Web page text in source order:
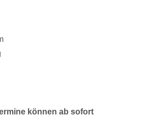
können ab sofort